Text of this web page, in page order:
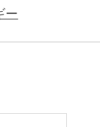
ー